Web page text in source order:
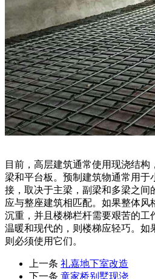
目前，高层建筑通常使用现浇结
梁和平台板。预制建筑物通常用于
接，取决于主梁，副梁和多梁之间
应与整座建筑相匹配。如果整体风
沉重，并且楼梯栏杆需要艰苦的工
温暖和现代的，则楼梯应轻巧。如
则必须使用它们。
上一条 礼嘉地下室改造
下一条 童家桥别墅现浇